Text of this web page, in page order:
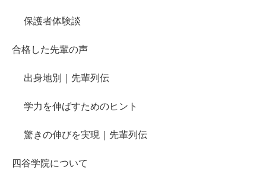
保護者体験談
合格した先輩の声
出身地別｜先輩列伝
学力を伸ばすためのヒント
驚きの伸びを実現｜先輩列伝
四谷学院について